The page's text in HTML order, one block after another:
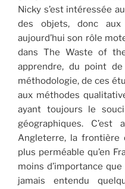
Nicky s’est intéressée
des objets, donc
aujourd’hui son rôle
dans The Waste of
apprendre, du point
méthodologie, de ces
aux méthodes
ayant toujours le
géographiques.
Angleterre, la frontière
plus perméable qu’en
moins d’importance que
jamais entendu